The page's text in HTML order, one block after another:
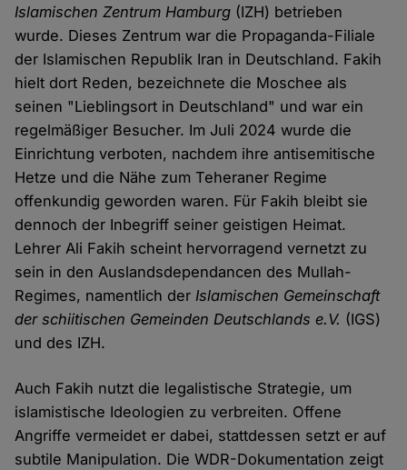
Islamischen Zentrum Hamburg (IZH) betrieben
wurde. Dieses Zentrum war die Propaganda-Filiale
der Islamischen Republik Iran in Deutschland. Fakih
hielt dort Reden, bezeichnete die Moschee als
seinen "Lieblingsort in Deutschland" und war ein
regelmäßiger Besucher. Im Juli 2024 wurde die
Einrichtung verboten, nachdem ihre antisemitische
Hetze und die Nähe zum Teheraner Regime
offenkundig geworden waren. Für Fakih bleibt sie
dennoch der Inbegriff seiner geistigen Heimat.
Lehrer Ali Fakih scheint hervorragend vernetzt zu
sein in den Auslandsdependancen des Mullah-
Regimes, namentlich derIslamischen Gemeinschaft
der schiitischen Gemeinden Deutschlands e.V. (IGS)
und des IZH.
Auch Fakih nutzt die legalistische Strategie, um
islamistische Ideologien zu verbreiten. Offene
Angriffe vermeidet er dabei, stattdessen setzt er auf
subtile Manipulation. Die WDR-Dokumentation zeigt